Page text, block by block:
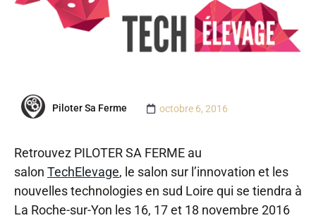
Piloter Sa Ferme octobre 6, 2016
Retrouvez PILOTER SA FERME au
salon TechElevage, le salon sur l’innovation et les
nouvelles technologies en sud Loire qui se tiendra à
La Roche-sur-Yon les 16, 17 et 18 novembre 2016